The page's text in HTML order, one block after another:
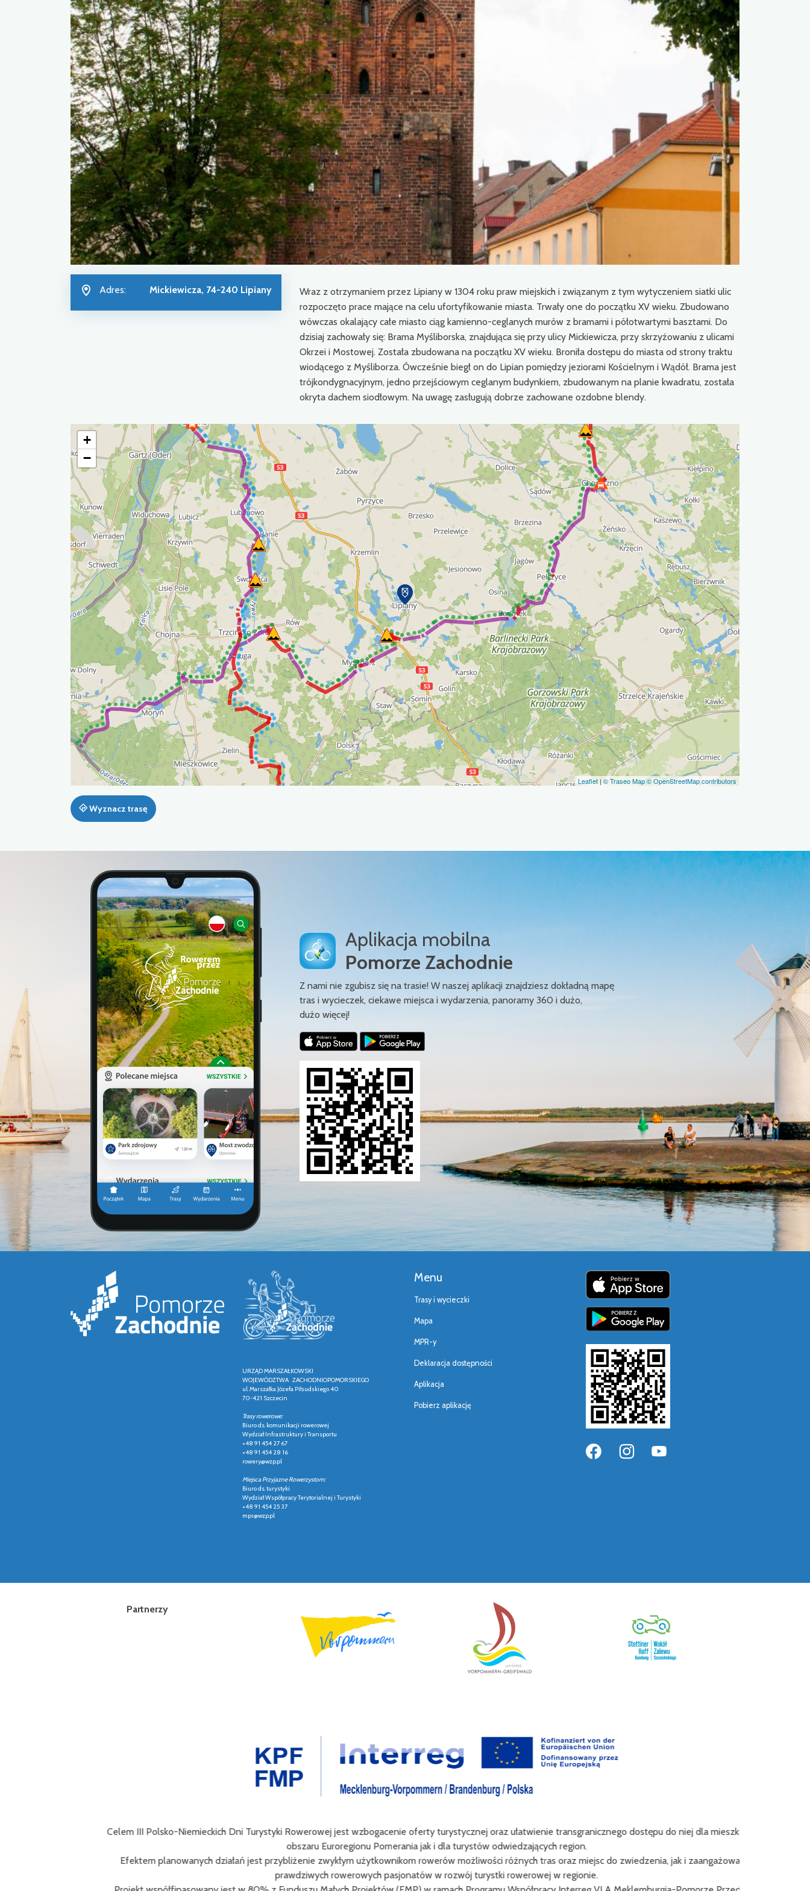
Adres: Mickiewicza, 74-240 Lipiany
Wraz z otrzymaniem przez Lipiany w 1304 roku praw miejskich i związanym z tym wytyczeniem siatki ulic
rozpoczęto prace mające na celu ufortyfikowanie miasta. Trwały one do początku XV wieku. Zbudowano
wówczas okalający całe miasto ciąg kamienno-ceglanych murów z bramami i półotwartymi basztami. Do
dzisiaj zachowały się: Brama Myśliborska, znajdująca się przy ulicy Mickiewicza, przy skrzyżowaniu z ulicami
Okrzei i Mostowej. Została zbudowana na początku XV wieku. Broniła dostępu do miasta od strony traktu
wiodącego z Myśliborza. Ówcześnie biegł on do Lipian pomiędzy jeziorami Kościelnym i Wądół. Brama jest
trójkondygnacyjnym, jedno przejściowym ceglanym budynkiem, zbudowanym na planie kwadratu, została
okryta dachem siodłowym. Na uwagę zasługują dobrze zachowane ozdobne blendy.
+
−
Leaflet | © Traseo Map© OpenStreetMap contributors
Wyznacz trasę
Aplikacja mobilna
Pomorze Zachodnie
Z nami nie zgubisz się na trasie! W naszej aplikacji znajdziesz dokładną mapę
tras i wycieczek, ciekawe miejsca i wydarzenia, panoramy 360 i dużo,
dużo więcej!
URZĄD MARSZAŁKOWSKI
WOJEWÓDZTWA ZACHODNIOPOMORSKIEGO
ul. Marszałka Józefa Piłsudskiego 40
70-421 Szczecin
Trasy rowerowe:
Biuro ds. komunikacji rowerowej
Wydział Infrastruktury i Transportu
+48 91 454 27 67
+48 91 454 28 16
rowery@wzp.pl
Miejsca Przyjazne Rowerzystom:
Biuro ds. turystyki
Wydział Współpracy Terytorialnej i Turystyki
+48 91 454 25 37
mpr@wzp.pl
Menu
Trasy i wycieczki
Mapa
MPR-y
Deklaracja dostępności
Aplikacja
Pobierz aplikację
Partnerzy
Celem III Polsko-Niemieckich Dni Turystyki Rowerowej jest wzbogacenie oferty turystycznej oraz ułatwienie transgranicznego dostępu do niej dla mieszkańców
obszaru Euroregionu Pomerania jak i dla turystów odwiedzających region.
Efektem planowanych działań jest przybliżenie zwykłym użytkownikom rowerów możliwości różnych tras oraz miejsc do zwiedzenia, jak i zaangażowanie
prawdziwych rowerowych pasjonatów w rozwój turystki rowerowej w regionie.